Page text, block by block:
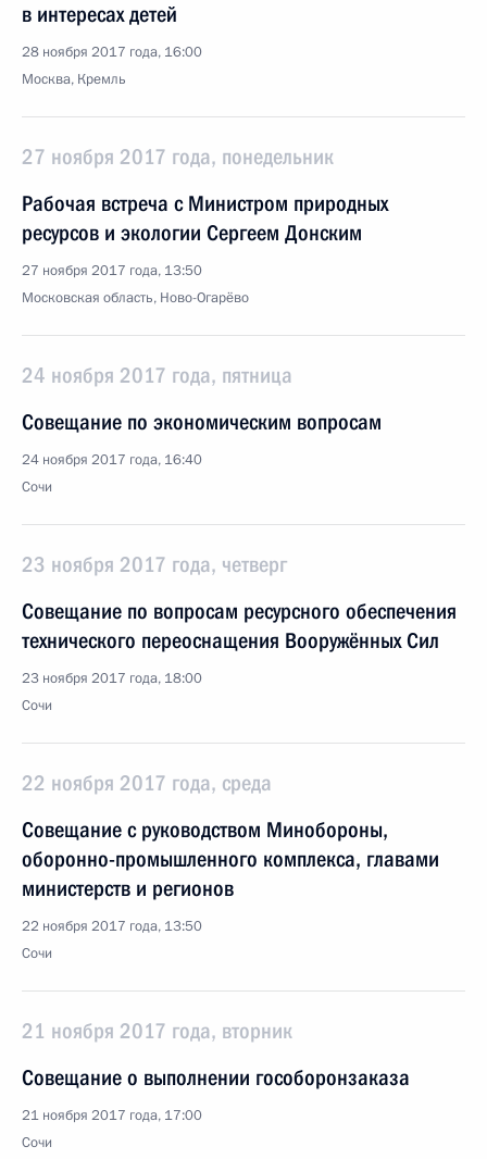
в интересах детей
28 ноября 2017 года, 16:00
Москва, Кремль
27 ноября 2017 года, понедельник
Рабочая встреча с Министром природных
ресурсов и экологии Сергеем Донским
27 ноября 2017 года, 13:50
Московская область, Ново-Огарёво
24 ноября 2017 года, пятница
Совещание по экономическим вопросам
24 ноября 2017 года, 16:40
Сочи
23 ноября 2017 года, четверг
Совещание по вопросам ресурсного обеспече­ния
технического переос­нащения Вооружённых Сил
23 ноября 2017 года, 18:00
Сочи
22 ноября 2017 года, среда
Совещание с руководством Минобороны,
оборонно-промышленного комплекса, главами
министерств и регионов
22 ноября 2017 года, 13:50
Сочи
21 ноября 2017 года, вторник
Совещание о выполнении гособоронзаказа
21 ноября 2017 года, 17:00
Сочи